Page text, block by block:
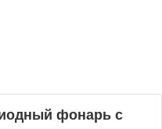
фонарь с